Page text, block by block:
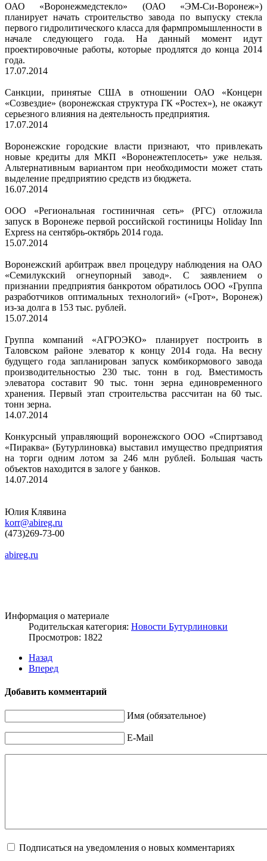
ОАО «Воронежмедстекло» (ОАО «ЭМ-Си-Воронеж»)
планирует начать строительство завода по выпуску стекла
первого гидролитического класса для фармпромышленности в
начале следующего года. На данный момент идут
проектировочные работы, которые продлятся до конца 2014
года.
17.07.2014
Санкции, принятые США в отношении ОАО «Концерн
«Созвездие» (воронежская структура ГК «Ростех»), не окажут
серьезного влияния на деятельность предприятия.
17.07.2014
Воронежские городские власти признают, что привлекать
новые кредиты для МКП «Воронежтеплосеть» уже нельзя.
Альтернативным вариантом при необходимости может стать
выделение предприятию средств из бюджета.
16.07.2014
ООО «Региональная гостиничная сеть» (РГС) отложила
запуск в Воронеже первой российской гостиницы Holiday Inn
Express на сентябрь-октябрь 2014 года.
15.07.2014
Воронежский арбитраж ввел процедуру наблюдения на ОАО
«Семилукский огнеупорный завод». С заявлением о
признании предприятия банкротом обратилось ООО «Группа
разработчиков оптимальных технологий» («Грот», Воронеж)
из-за долга в 153 тыс. рублей.
15.07.2014
Группа компаний «АГРОЭКО» планирует построить в
Таловском районе элеватор к концу 2014 года. На весну
будущего года запланирован запуск комбикормового завода
производительностью 230 тыс. тонн в год. Вместимость
элеватора составит 90 тыс. тонн зерна единовременного
хранения. Первый этап строительства рассчитан на 60 тыс.
тонн зерна.
14.07.2014
Конкурсный управляющий воронежского ООО «Спиртзавод
«Пираква» (Бутурлиновка) выставил имущество предприятия
на торги одним лотом за 246 млн рублей. Большая часть
объектов находится в залоге у банков.
14.07.2014
Юлия Клявина
korr@abireg.ru
(473)269-73-00
abireg.ru
Информация о материале
Родительская категория: Новости Бутурлиновки
Просмотров: 1822
Назад
Вперед
Добавить комментарий
Имя (обязательное)
E-Mail
Подписаться на уведомления о новых комментариях